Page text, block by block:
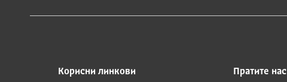
Корисни линкови Пратите нас